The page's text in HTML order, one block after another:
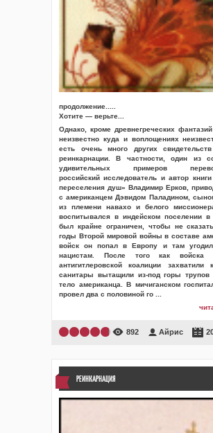
продолжение.....
Хотите — верьте...
Однако, кроме древнегреческих
неизвестно куда и воплощениях
есть очень много других
реинкарнации. В частности, один из
удивительных примеров
российский исследователь и автор
переселения душ» Владимир Ерков,
с американцем Дэвидом Паладином,
из племени навахо и белого
воспитывался в индейском поселении
был крайне ограничен, чтобы не
годы Второй мировой войны в составе
войск он попал в Европу и там
нацистам. После того как войска
антигитлеровской коалиции захватили
санитары вытащили из-под горы трупов
тело американца. В мичиганском
провел два с половиной го
892 Айрис
РЕИНКАРНАЦИЯ